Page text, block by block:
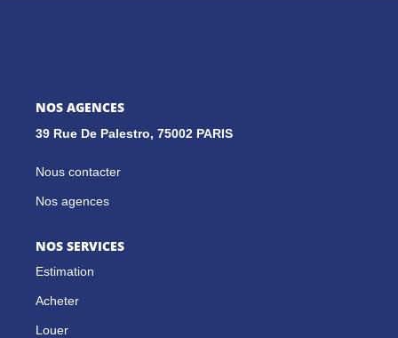
EXTRANET
NOS AGENCES
39 Rue De Palestro, 75002 PARIS
Nous contacter
Nos agences
NOS SERVICES
Estimation
Acheter
Louer